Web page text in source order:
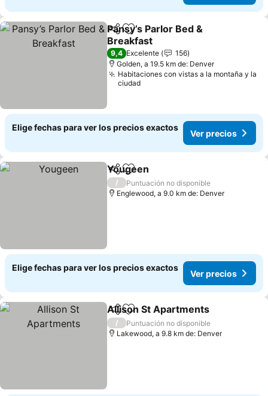
CompartirAgregar a favoritos
Pansy’s Parlor Bed &
Breakfast
Ver precios
9,4 Excelente
156
Golden, a 19.5 km de: Denver
Habitaciones con vistas a la montaña y la
ciudad
Elige fechas para ver los precios exactos
Ver precios
CompartirAgregar a favoritos
Yougeen
/
Puntuación no disponible
Englewood, a 9.0 km de: Denver
Elige fechas para ver los precios exactos
Ver precios
CompartirAgregar a favoritos
Allison St Apartments
/
Puntuación no disponible
Lakewood, a 9.8 km de: Denver